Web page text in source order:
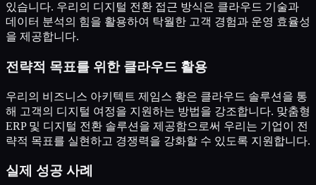
있습니다. 우리의 디지털 전환 접근 방식은 클라우드 기술과
데이터 분석의 힘을 활용하여 탁월한 고객 경험과 운영 효율성
을 제공합니다.
전략적 목표를 위한 클라우드 활용
우리의 비즈니스 아키텍트 제임스 황은 클라우드 솔루션을 통
해 고객의 디지털 여정을 지원하는 방법을 강조합니다. 맞춤형
ERP 및 디지털 전환 솔루션을 제공함으로써 우리는 기업이 전
략적 목표를 실현하고 경쟁력을 강화할 수 있도록 지원합니다.
실제 성공 사례